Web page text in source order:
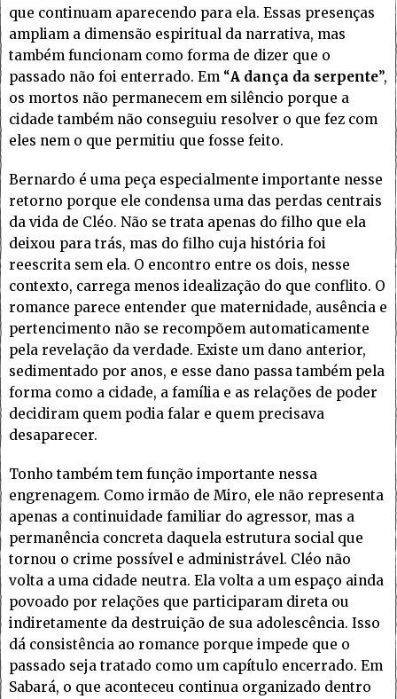
que continuam aparecendo para ela. Essas presenças
ampliam a dimensão espiritual da narrativa, mas
também funcionam como forma de dizer que o
passado não foi enterrado. Em “A dança da serpente”,
os mortos não permanecem em silêncio porque a
cidade também não conseguiu resolver o que fez com
eles nem o que permitiu que fosse feito.
Bernardo é uma peça especialmente importante nesse
retorno porque ele condensa uma das perdas centrais
da vida de Cléo. Não se trata apenas do filho que ela
deixou para trás, mas do filho cuja história foi
reescrita sem ela. O encontro entre os dois, nesse
contexto, carrega menos idealização do que conflito. O
romance parece entender que maternidade, ausência e
pertencimento não se recompõem automaticamente
pela revelação da verdade. Existe um dano anterior,
sedimentado por anos, e esse dano passa também pela
forma como a cidade, a família e as relações de poder
decidiram quem podia falar e quem precisava
desaparecer.
Tonho também tem função importante nessa
engrenagem. Como irmão de Miro, ele não representa
apenas a continuidade familiar do agressor, mas a
permanência concreta daquela estrutura social que
tornou o crime possível e administrável. Cléo não
volta a uma cidade neutra. Ela volta a um espaço ainda
povoado por relações que participaram direta ou
indiretamente da destruição de sua adolescência. Isso
dá consistência ao romance porque impede que o
passado seja tratado como um capítulo encerrado. Em
Sabará, o que aconteceu continua organizado dentro